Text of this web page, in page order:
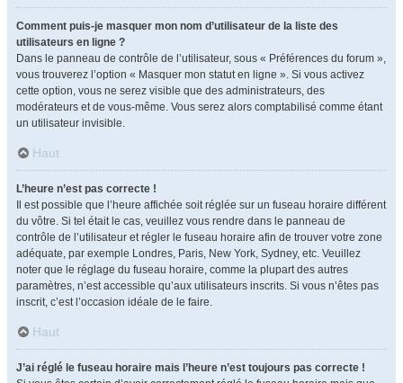
Comment puis-je masquer mon nom d’utilisateur de la liste des
utilisateurs en ligne ?
Dans le panneau de contrôle de l’utilisateur, sous « Préférences du forum »,
vous trouverez l’option « Masquer mon statut en ligne ». Si vous activez
cette option, vous ne serez visible que des administrateurs, des
modérateurs et de vous-même. Vous serez alors comptabilisé comme étant
un utilisateur invisible.
Haut
L’heure n’est pas correcte !
Il est possible que l’heure affichée soit réglée sur un fuseau horaire différent
du vôtre. Si tel était le cas, veuillez vous rendre dans le panneau de
contrôle de l’utilisateur et régler le fuseau horaire afin de trouver votre zone
adéquate, par exemple Londres, Paris, New York, Sydney, etc. Veuillez
noter que le réglage du fuseau horaire, comme la plupart des autres
paramètres, n’est accessible qu’aux utilisateurs inscrits. Si vous n’êtes pas
inscrit, c’est l’occasion idéale de le faire.
Haut
J’ai réglé le fuseau horaire mais l’heure n’est toujours pas correcte !